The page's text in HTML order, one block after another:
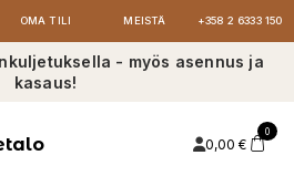
OMA TILI MEISTÄ +358 2 6333 150
- myös asennus ja
kasaus!
0,00 €
0